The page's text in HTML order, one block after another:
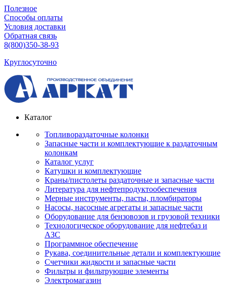
Полезное
Способы оплаты
Условия доставки
Обратная связь
8(800)350-38-93
Круглосуточно
Каталог
Топливораздаточные колонки
Запасные части и комплектующие к раздаточным
колонкам
Каталог услуг
Катушки и комплектующие
Краны/пистолеты раздаточные и запасные части
Литература для нефтепродуктообеспечения
Мерные инструменты, пасты, пломбираторы
Насосы, насосные агрегаты и запасные части
Оборудование для бензовозов и грузовой техники
Технологическое оборудование для нефтебаз и
АЗС
Программное обеспечение
Рукава, соединительные детали и комплектующие
Счетчики жидкости и запасные части
Фильтры и фильтрующие элементы
Электромагазин